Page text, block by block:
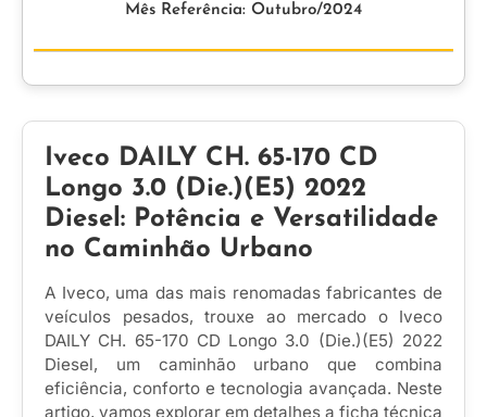
Mês Referência: Outubro/2024
Iveco DAILY CH. 65-170 CD
Longo 3.0 (Die.)(E5) 2022
Diesel: Potência e Versatilidade
no Caminhão Urbano
A Iveco, uma das mais renomadas fabricantes de
veículos pesados, trouxe ao mercado o Iveco
DAILY CH. 65-170 CD Longo 3.0 (Die.)(E5) 2022
Diesel, um caminhão urbano que combina
eficiência, conforto e tecnologia avançada. Neste
artigo, vamos explorar em detalhes a ficha técnica